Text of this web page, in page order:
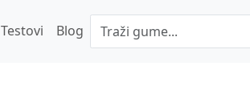
Testovi Blog